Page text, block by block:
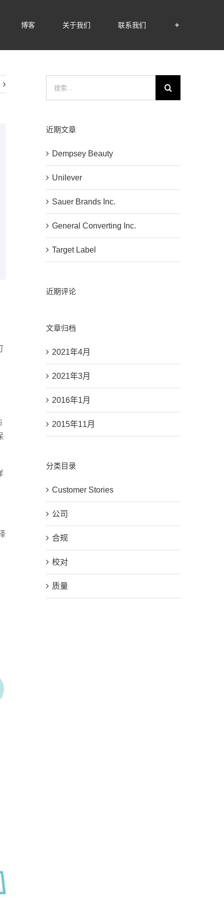
博客 关于我们 联系我们
近期文章
Dempsey Beauty
Unilever
Sauer Brands Inc.
General Converting Inc.
Target Label
近期评论
文章归档
2021年4月
2021年3月
2016年1月
2015年11月
分类目录
Customer Stories
公司
合规
校对
质量